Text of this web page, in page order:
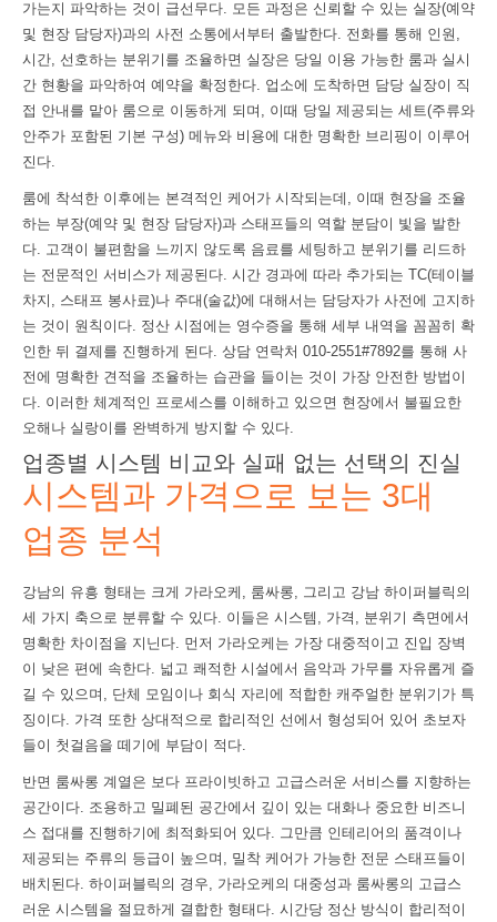
가는지 파악하는 것이 급선무다. 모든 과정은 신뢰할 수 있는 실장(예약
및 현장 담당자)과의 사전 소통에서부터 출발한다. 전화를 통해 인원,
시간, 선호하는 분위기를 조율하면 실장은 당일 이용 가능한 룸과 실시
간 현황을 파악하여 예약을 확정한다. 업소에 도착하면 담당 실장이 직
접 안내를 맡아 룸으로 이동하게 되며, 이때 당일 제공되는 세트(주류와
안주가 포함된 기본 구성) 메뉴와 비용에 대한 명확한 브리핑이 이루어
진다.
룸에 착석한 이후에는 본격적인 케어가 시작되는데, 이때 현장을 조율
하는 부장(예약 및 현장 담당자)과 스태프들의 역할 분담이 빛을 발한
다. 고객이 불편함을 느끼지 않도록 음료를 세팅하고 분위기를 리드하
는 전문적인 서비스가 제공된다. 시간 경과에 따라 추가되는 TC(테이블
차지, 스태프 봉사료)나 주대(술값)에 대해서는 담당자가 사전에 고지하
는 것이 원칙이다. 정산 시점에는 영수증을 통해 세부 내역을 꼼꼼히 확
인한 뒤 결제를 진행하게 된다. 상담 연락처 010-2551#7892를 통해 사
전에 명확한 견적을 조율하는 습관을 들이는 것이 가장 안전한 방법이
다. 이러한 체계적인 프로세스를 이해하고 있으면 현장에서 불필요한
오해나 실랑이를 완벽하게 방지할 수 있다.
업종별 시스템 비교와 실패 없는 선택의 진실
시스템과 가격으로 보는 3대
업종 분석
강남의 유흥 형태는 크게 가라오케, 룸싸롱, 그리고 강남 하이퍼블릭의
세 가지 축으로 분류할 수 있다. 이들은 시스템, 가격, 분위기 측면에서
명확한 차이점을 지닌다. 먼저 가라오케는 가장 대중적이고 진입 장벽
이 낮은 편에 속한다. 넓고 쾌적한 시설에서 음악과 가무를 자유롭게 즐
길 수 있으며, 단체 모임이나 회식 자리에 적합한 캐주얼한 분위기가 특
징이다. 가격 또한 상대적으로 합리적인 선에서 형성되어 있어 초보자
들이 첫걸음을 떼기에 부담이 적다.
반면 룸싸롱 계열은 보다 프라이빗하고 고급스러운 서비스를 지향하는
공간이다. 조용하고 밀폐된 공간에서 깊이 있는 대화나 중요한 비즈니
스 접대를 진행하기에 최적화되어 있다. 그만큼 인테리어의 품격이나
제공되는 주류의 등급이 높으며, 밀착 케어가 가능한 전문 스태프들이
배치된다. 하이퍼블릭의 경우, 가라오케의 대중성과 룸싸롱의 고급스
러운 시스템을 절묘하게 결합한 형태다. 시간당 정산 방식이 합리적이